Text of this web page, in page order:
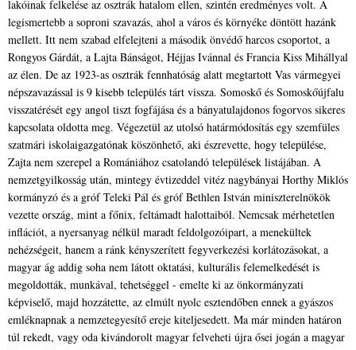
lakóinak felkelése az osztrák hatalom ellen, szintén eredményes volt. A
legismertebb a soproni szavazás, ahol a város és környéke döntött hazánk
mellett. Itt nem szabad elfelejteni a második önvédő harcos csoportot, a
Rongyos Gárdát, a Lajta Bánságot, Héjjas Ivánnal és Francia Kiss Mihállyal
az élen. De az 1923-as osztrák fennhatóság alatt megtartott Vas vármegyei
népszavazással is 9 kisebb település tárt vissza. Somoskő és Somoskőújfalu
visszatérését egy angol tiszt fogfájása és a bányatulajdonos fogorvos sikeres
kapcsolata oldotta meg. Végezetül az utolsó határmódosítás egy szemfüles
szatmári iskolaigazgatónak köszönhető, aki észrevette, hogy települése,
Zajta nem szerepel a Romániához csatolandó települések listájában. A
nemzetgyilkosság után, mintegy évtizeddel vitéz nagybányai Horthy Miklós
kormányzó és a gróf Teleki Pál és gróf Bethlen István miniszterelnökök
vezette ország, mint a főnix, feltámadt halottaiból. Nemcsak mérhetetlen
inflációt, a nyersanyag nélkül maradt feldolgozóipart, a menekültek
nehézségeit, hanem a ránk kényszerített fegyverkezési korlátozásokat, a
magyar ág addig soha nem látott oktatási, kulturális felemelkedését is
megoldották, munkával, tehetséggel - emelte ki az önkormányzati
képviselő, majd hozzátette, az elmúlt nyolc esztendőben ennek a gyászos
emléknapnak a nemzetegyesítő ereje kiteljesedett. Ma már minden határon
túl rekedt, vagy oda kivándorolt magyar felveheti újra ősei jogán a magyar